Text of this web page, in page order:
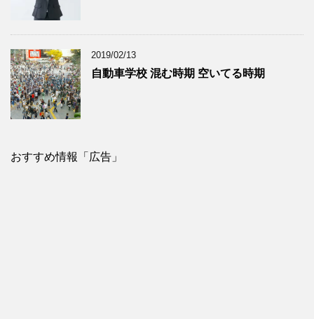
2019/02/13
自動車学校 混む時期 空いてる時期
おすすめ情報「広告」